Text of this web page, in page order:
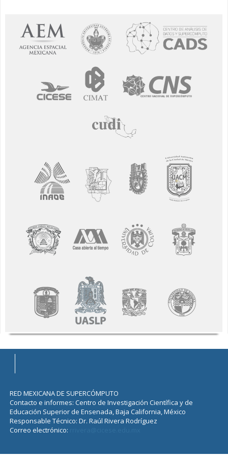
RED MEXICANA DE SUPERCÓMPUTO
Contacto e informes: Centro de Investigación Científica y de
Educación Superior de Ensenada, Baja California, México
Responsable Técnico: Dr. Raúl Rivera Rodríguez
Correo electrónico: